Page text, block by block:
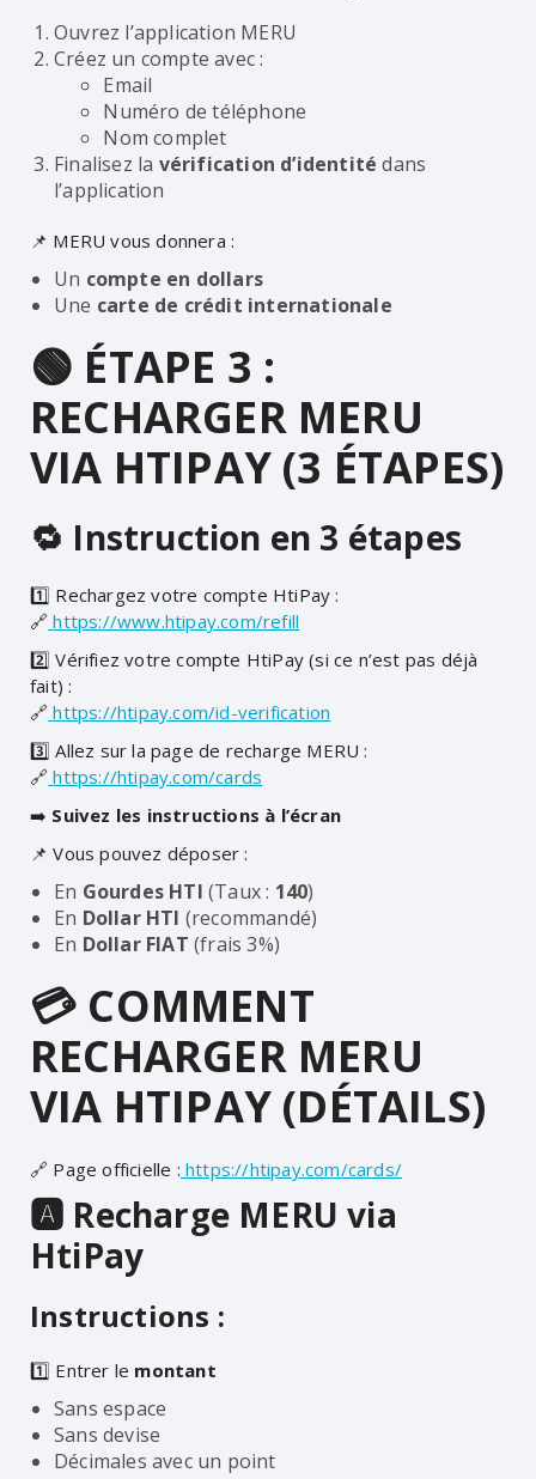
Ouvrez l’application MERU
Créez un compte avec :
Email
Numéro de téléphone
Nom complet
Finalisez la vérification d’identité dans
l’application
📌 MERU vous donnera :
Un compte en dollars
Une carte de crédit internationale
🟢 ÉTAPE 3 :
RECHARGER MERU
VIA HTIPAY (3 ÉTAPES)
🔁 Instruction en 3 étapes
1️⃣ Rechargez votre compte HtiPay :
🔗 https://www.htipay.com/refill
2️⃣ Vérifiez votre compte HtiPay (si ce n’est pas déjà
fait) :
🔗 https://htipay.com/id-verification
3️⃣ Allez sur la page de recharge MERU :
🔗 https://htipay.com/cards
➡️ Suivez les instructions à l’écran
📌 Vous pouvez déposer :
En Gourdes HTI (Taux : 140)
En Dollar HTI (recommandé)
En Dollar FIAT (frais 3%)
💳 COMMENT
RECHARGER MERU
VIA HTIPAY (DÉTAILS)
🔗 Page officielle : https://htipay.com/cards/
🅰️ Recharge MERU via
HtiPay
Instructions :
1️⃣ Entrer le montant
Sans espace
Sans devise
Décimales avec un point